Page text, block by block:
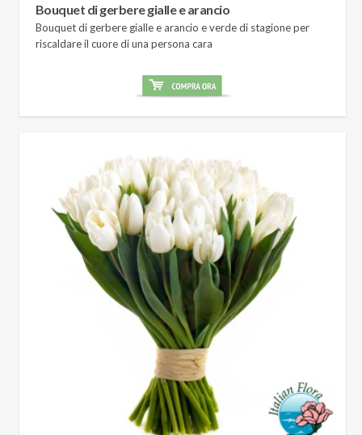
Bouquet di gerbere gialle e arancio
Bouquet di gerbere gialle e arancio e verde di stagione per
riscaldare il cuore di una persona cara